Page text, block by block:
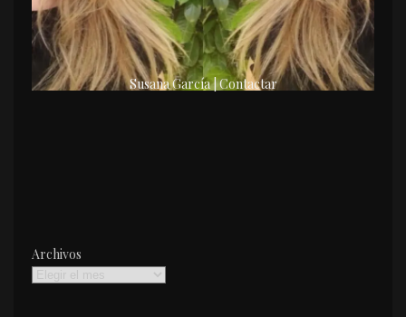
Susana García | Contactar
Archivos